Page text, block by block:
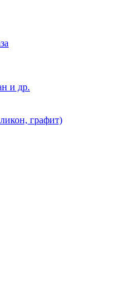
и др.
графит)